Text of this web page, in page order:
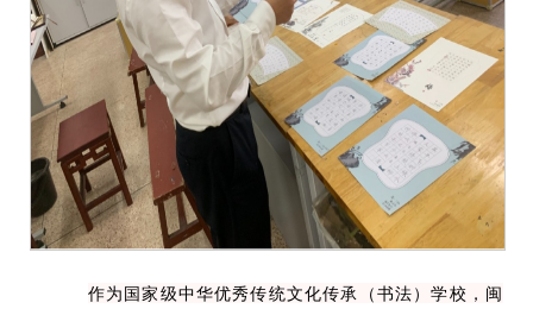
作为国家级中华优秀传统文化传承（书法）学校，闽